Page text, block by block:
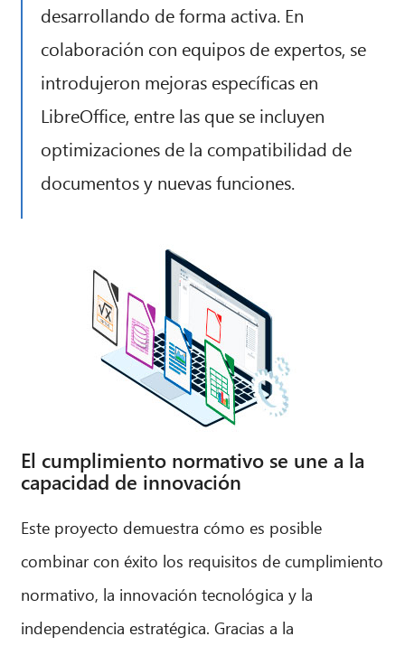
desarrollando de forma activa. En
colaboración con equipos de expertos, se
introdujeron mejoras específicas en
LibreOffice, entre las que se incluyen
optimizaciones de la compatibilidad de
documentos y nuevas funciones.
El cumplimiento normativo se une a la
capacidad de innovación
Este proyecto demuestra cómo es posible
combinar con éxito los requisitos de cumplimiento
normativo, la innovación tecnológica y la
independencia estratégica. Gracias a la